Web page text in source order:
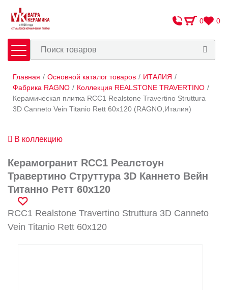
0 0
Плитка Сантехника
Оплата и доставка
Контакты
Адреса салонов
Главная / Основной каталог товаров / ИТАЛИЯ /
Фабрика RAGNO / Коллекция REALSTONE TRAVERTINO /
Керамическая плитка RCC1 Realstone Travertino Struttura
3D Canneto Vein Titanio Rett 60х120 (RAGNO,Италия)
В коллекцию
Керамогранит RCC1 Реалстоун
Травертино Струттура 3D Каннето Вейн
Титанно Ретт 60х120
RCC1 Realstone Travertino Struttura 3D Canneto
Vein Titanio Rett 60х120